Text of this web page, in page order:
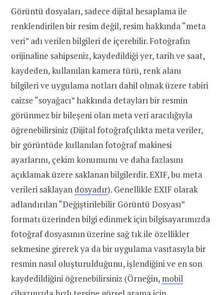
Görüntü dosyaları, sadece dijital hesaplama ile
renklendirilen bir resim değil, resim hakkında “meta
veri” adı verilen bilgileri de içerebilir. Fotoğrafın
orijinaline sahipseniz, kaydedildiği yer, tarih ve saat,
kaydeden, kullanılan kamera türü, renk alanı
bilgileri ve uygulama notları dahil olmak üzere tabiri
caizse “soyağacı” hakkında detayları bir resmin
görünmez bir bileşeni olan meta veri aracılığıyla
öğrenebilirsiniz (Dijital fotoğrafçılıkta meta veriler,
bir görüntüde kullanılan fotoğraf makinesi
ayarlarını, çekim konumunu ve daha fazlasını
açıklamak üzere saklanan bilgilerdir. EXIF, bu meta
verileri saklayan dosyadır). Genellikle EXIF ​​olarak
adlandırılan “Değiştirilebilir Görüntü Dosyası”
formatı üzerinden bilgi edinmek için bilgisayarımızda
fotoğraf dosyasının üzerine sağ tık ile özellikler
sekmesine girerek ya da bir uygulama vasıtasıyla bir
resmin nasıl oluşturulduğunu, işlendiğini ve en son
kaydedildiğini öğrenebilirsiniz (Örneğin, mobil